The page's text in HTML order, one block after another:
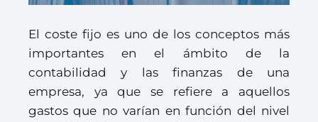
El coste fijo es uno de los conceptos más
importantes en el ámbito de la
contabilidad y las finanzas de una
empresa, ya que se refiere a aquellos
gastos que no varían en función del nivel